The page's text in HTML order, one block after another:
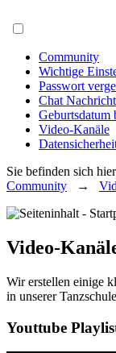
Community
Wichtige
Passwort
Chat
Geburtsdatum
Video-Kanäle
Sie befinden sich
Community →
Video-
Wir erstellen einige
in unserer
Youttube